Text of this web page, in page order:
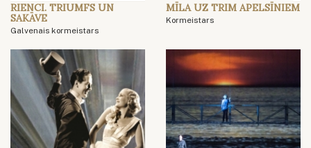
RIENCI. TRIUMFS UN
SAKĀVE
Galvenais kormeistars
MĪLA UZ TRIM APELSĪNIEM
Kormeistars